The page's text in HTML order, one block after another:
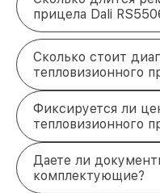
прицела Dali
Сколько стоит
тепловизионного
Фиксируется ли
тепловизионного
Даете ли
комплектующие?